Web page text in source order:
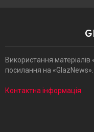
Використання
посилання на «GlazNews».
Контактна інформація